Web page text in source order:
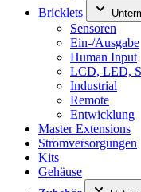
Bricklets
Sensoren
Ein-/Ausgabe
Human Input
LCD, LED,
Industrial
Remote
Entwicklung
Master Extensions
Stromversorgungen
Kits
Gehäuse